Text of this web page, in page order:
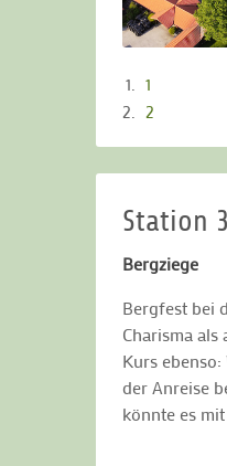
1
2
Station
Bergziege
Bergfest bei
Charisma
Kurs
der Anreise
könnte es